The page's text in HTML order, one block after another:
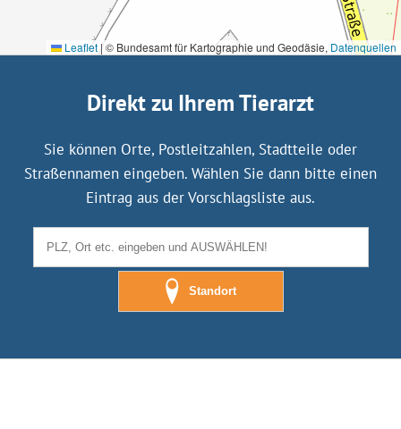
Leaflet | © Bundesamt für Kartographie und Geodäsie, Datenquellen
Direkt zu Ihrem Tierarzt
Sie können Orte, Postleitzahlen, Stadtteile oder
Straßennamen eingeben. Wählen Sie dann bitte einen
Eintrag aus der Vorschlagsliste aus.
Standort